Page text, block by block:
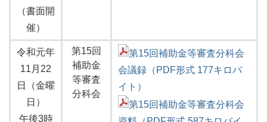
（書面開
催）
令和元年
11月22
日（金曜
日）
午後3時
第15回
補助金
等審査
分科会
第15回補助金等審査分科会
会議録（PDF形式 177キロバ
イト）
第15回補助金等審査分科会